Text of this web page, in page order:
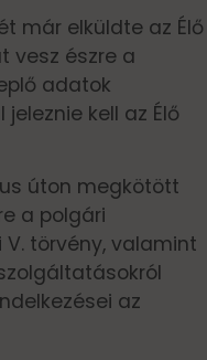
már elküldte az Élő
vesz észre a
adatok
kell az Élő
úton megkötött
a polgári
V. törvény, valamint
az